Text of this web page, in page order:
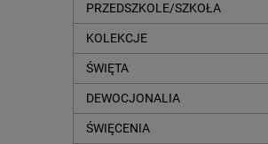
PRZEDSZKOLE/SZKOŁA
KOLEKCJE
ŚWIĘTA
DEWOCJONALIA
ŚWIĘCENIA